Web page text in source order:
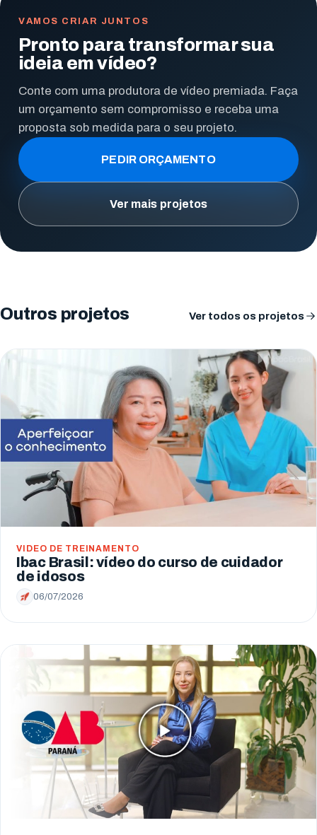
VAMOS CRIAR JUNTOS
Pronto para transformar sua
ideia em vídeo?
Conte com uma produtora de vídeo premiada. Faça
um orçamento sem compromisso e receba uma
proposta sob medida para o seu projeto.
PEDIR ORÇAMENTO
Ver mais projetos
Outros projetos Ver todos os projetos
VIDEO DE TREINAMENTO
Ibac Brasil: vídeo do curso de cuidador
de idosos
06/07/2026